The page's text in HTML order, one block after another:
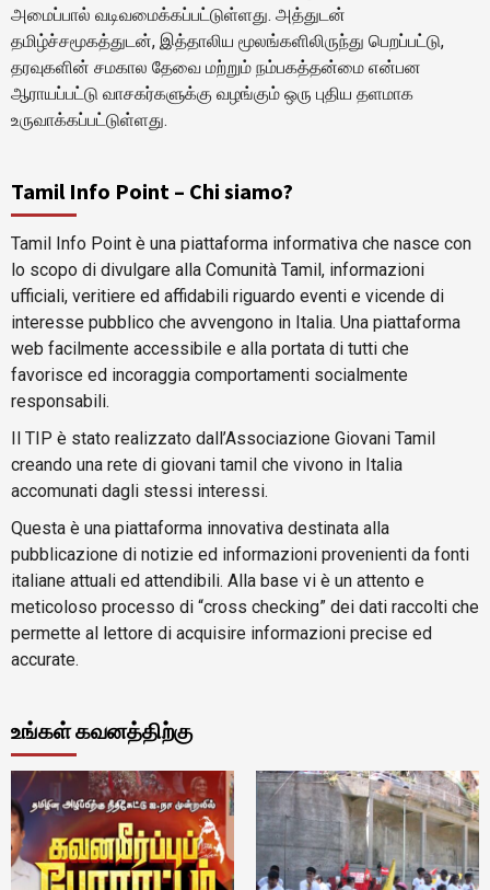
அமைப்பால் வடிவமைக்கப்பட்டுள்ளது. அத்துடன்
தமிழ்ச்சமூகத்துடன், இத்தாலிய மூலங்களிலிருந்து பெறப்பட்டு,
தரவுகளின் சமகால தேவை மற்றும் நம்பகத்தன்மை என்பன
ஆராயப்பட்டு வாசகர்களுக்கு வழங்கும் ஒரு புதிய தளமாக
உருவாக்கப்பட்டுள்ளது.
Tamil Info Point – Chi siamo?
Tamil Info Point è una piattaforma informativa che nasce con
lo scopo di divulgare alla Comunità Tamil, informazioni
ufficiali, veritiere ed affidabili riguardo eventi e vicende di
interesse pubblico che avvengono in Italia. Una piattaforma
web facilmente accessibile e alla portata di tutti che
favorisce ed incoraggia comportamenti socialmente
responsabili.
Il TIP è stato realizzato dall’Associazione Giovani Tamil
creando una rete di giovani tamil che vivono in Italia
accomunati dagli stessi interessi.
Questa è una piattaforma innovativa destinata alla
pubblicazione di notizie ed informazioni provenienti da fonti
italiane attuali ed attendibili. Alla base vi è un attento e
meticoloso processo di “cross checking” dei dati raccolti che
permette al lettore di acquisire informazioni precise ed
accurate.
உங்கள் கவனத்திற்கு